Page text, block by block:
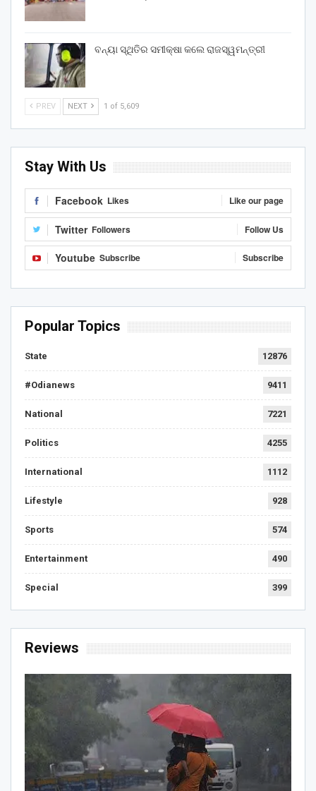
ବନ୍ୟା ସ୍ଥିତିର ସମୀକ୍ଷା କଲେ ରାଜସ୍ୱମନ୍ତ୍ରୀ
PREV NEXT 1 of 5,609
Stay With Us
Facebook Likes Like our page
Twitter Followers Follow Us
Youtube Subscribe Subscribe
Popular Topics
State 12876
#Odianews 9411
National 7221
Politics 4255
International 1112
Lifestyle 928
Sports 574
Entertainment 490
Special 399
Reviews